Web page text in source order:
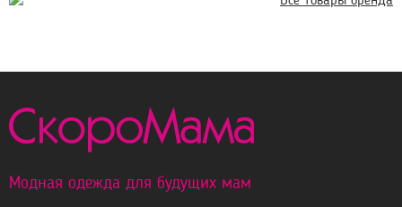
Модная одежда для будущих мам